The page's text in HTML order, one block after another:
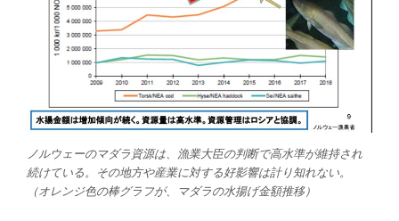
ノルウェーのマダラ資源は、漁業大臣の判断で高水準が維持され
続けている。その地方や産業に対する好影響は計り知れない。
（オレンジ色の棒グラフが、マダラの水揚げ金額推移）